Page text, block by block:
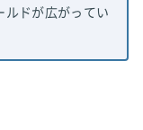
ルドが広がってい